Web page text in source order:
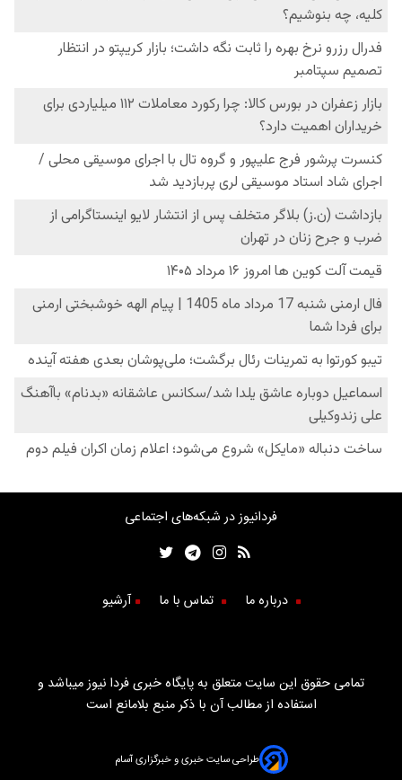
فردانیوز در شبکه‌های اجتماعی
درباره ما تماس با ما آرشیو
تمامی حقوق این سایت متعلق به پایگاه خبری فردا نیوز میباشد و
استفاده از مطالب آن با ذکر منبع بلامانع است
طراحی سایت خبری و خبرگزاری آسام